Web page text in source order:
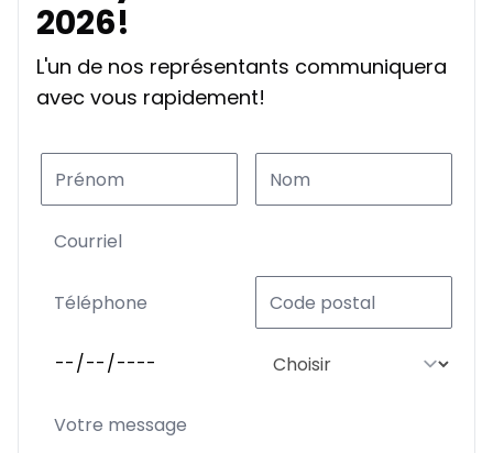
Location sur 39 mois
Location sur 39 mois
0.00 $ d'acompte • 5.99%
285$/Sem.
0.00 $ d'acompte • 5.99%
296$/Sem.
Location sur 27 mois
0.00 $ d'acompte • 5.99%
À partir de :
2026!
L'un de nos représentants communiquera
avec vous rapidement!